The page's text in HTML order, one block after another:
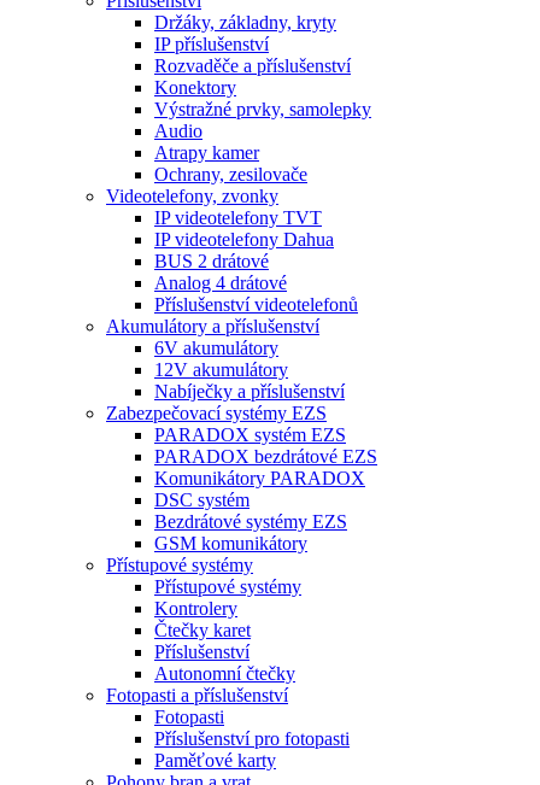
Držáky, základny, kryty
IP příslušenství
Rozvaděče a příslušenství
Konektory
Výstražné prvky, samolepky
Audio
Atrapy kamer
Ochrany, zesilovače
Videotelefony, zvonky
IP videotelefony TVT
IP videotelefony Dahua
BUS 2 drátové
Analog 4 drátové
Příslušenství videotelefonů
Akumulátory a příslušenství
6V akumulátory
12V akumulátory
Nabíječky a příslušenství
Zabezpečovací systémy EZS
PARADOX systém EZS
PARADOX bezdrátové EZS
Komunikátory PARADOX
DSC systém
Bezdrátové systémy EZS
GSM komunikátory
Přístupové systémy
Přístupové systémy
Kontrolery
Čtečky karet
Příslušenství
Autonomní čtečky
Fotopasti a příslušenství
Fotopasti
Příslušenství pro fotopasti
Paměťové karty